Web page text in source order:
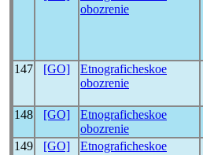
obozrenie
147
[GO]
Etnograficheskoe
obozrenie
148
[GO]
Etnograficheskoe
obozrenie
149
[GO]
Etnograficheskoe